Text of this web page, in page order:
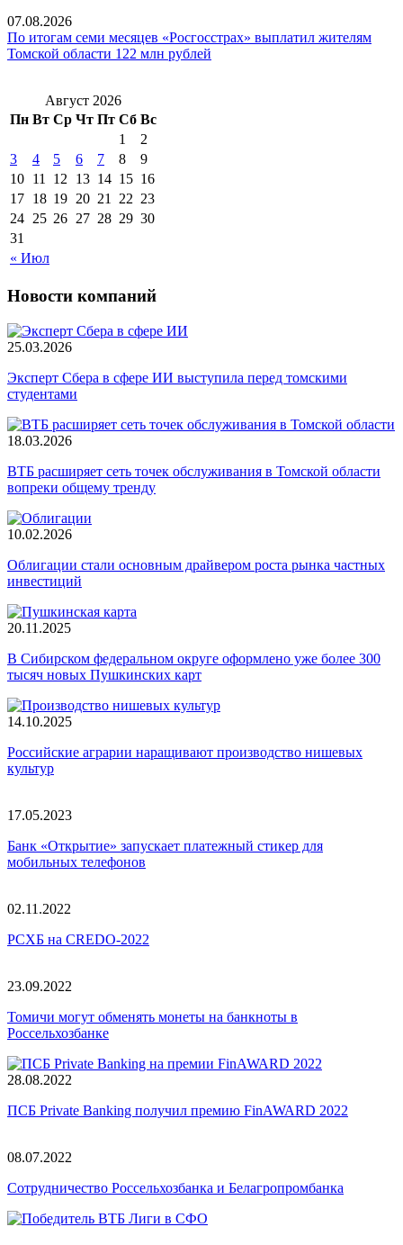
07.08.2026
По итогам семи месяцев «Росгосстрах» выплатил жителям
Томской области 122 млн рублей
Август 2026
Пн Вт Ср Чт Пт Сб Вс
« Июл
1
2
3
4 5 6 7 8
9
10 11 12 13 14 15 16
17 18 19 20 21 22 23
24 25 26 27 28 29 30
31
Новости компаний
25.03.2026
Эксперт Сбера в сфере ИИ выступила перед томскими
студентами
18.03.2026
ВТБ расширяет сеть точек обслуживания в Томской области
вопреки общему тренду
10.02.2026
Облигации стали основным драйвером роста рынка частных
инвестиций
20.11.2025
В Сибирском федеральном округе оформлено уже более 300
тысяч новых Пушкинских карт
14.10.2025
Российские аграрии наращивают производство нишевых
культур
17.05.2023
Банк «Открытие» запускает платежный стикер для
мобильных телефонов
02.11.2022
РСХБ на CREDO-2022
23.09.2022
Томичи могут обменять монеты на банкноты в
Россельхозбанке
28.08.2022
ПСБ Private Banking получил премию FinAWARD 2022
08.07.2022
Сотрудничество Россельхозбанка и Белагропромбанка